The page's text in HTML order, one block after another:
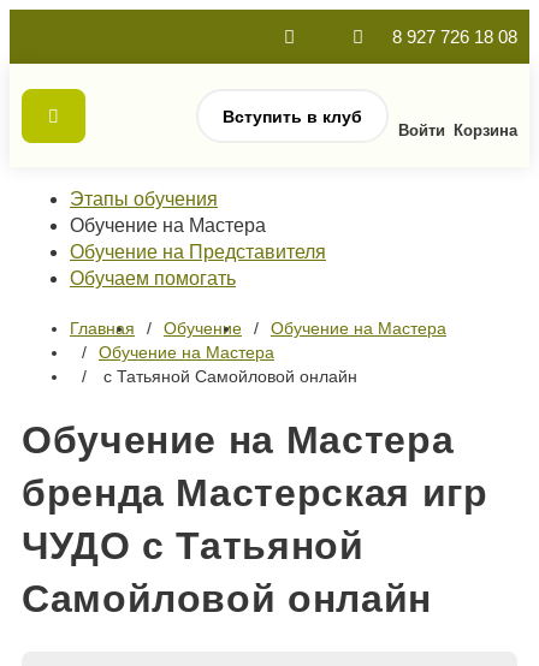
8 927 726 18 08
Вступить в клуб
Войти Корзина
Этапы обучения
Обучение на Мастера
Обучение на Представителя
Обучаем помогать
Главная Обучение
Обучение на Мастера
Обучение на Мастера
с Татьяной Самойловой онлайн
Обучение на Мастера
бренда Мастерская игр
ЧУДО с Татьяной
Самойловой онлайн